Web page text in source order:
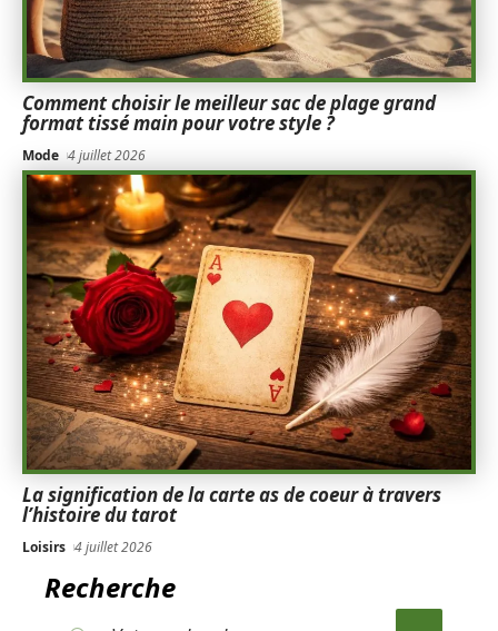
Comment choisir le meilleur sac de plage grand
format tissé main pour votre style ?
Mode 4 juillet 2026
La signification de la carte as de coeur à travers
l’histoire du tarot
Loisirs 4 juillet 2026
Recherche